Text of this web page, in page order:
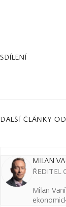
SDÍLENÍ
DALŠÍ ČLÁNKY
MILAN
ŘEDITEL
Milan